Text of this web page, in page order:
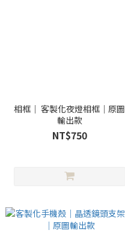
相框｜ 客製化夜燈相框｜原圖
輸出款
NT$750